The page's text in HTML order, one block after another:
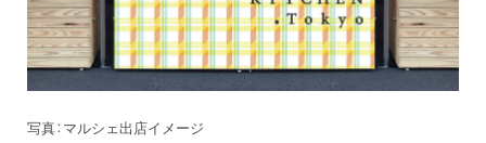
写真：マルシェ出店イメージ